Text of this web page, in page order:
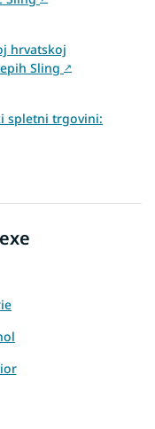
hrvatskoj
Sling ↗
spletni trgovini: